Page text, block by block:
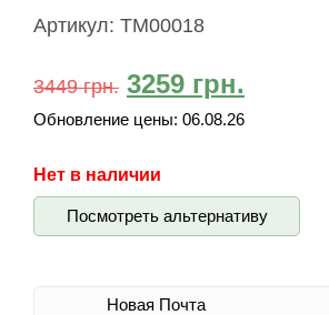
Артикул: TM00018
3449грн. 3259 грн.
Обновление цены: 06.08.26
Нет в наличии
Посмотреть альтернативу
Новая Почта